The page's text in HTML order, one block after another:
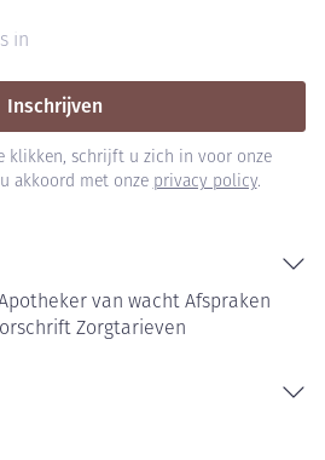
Inschrijven
klikken, schrijft u zich in voor onze
akkoord met onze privacy policy.
van wacht Afspraken
Zorgtarieven